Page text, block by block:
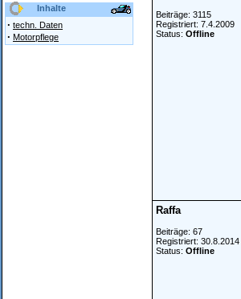
Inhalte
· techn. Daten
· Motorpflege
Beiträge: 3115
Registriert: 7.4.2009
Status: Offline
Raffa
Beiträge: 67
Registriert: 30.8.2014
Status: Offline